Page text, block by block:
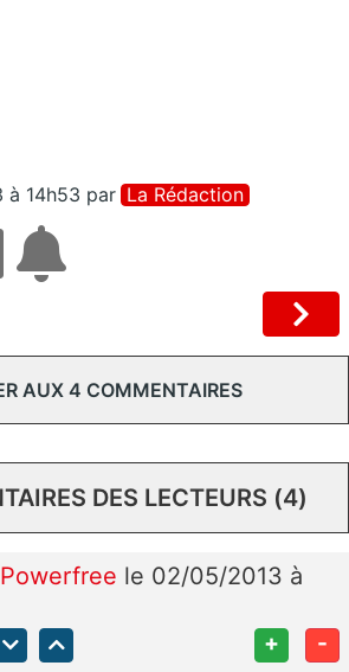
à 14h53 par La Rédaction
AUX 4 COMMENTAIRES
DES LECTEURS (4)
Powerfree le 02/05/2013 à
+ -